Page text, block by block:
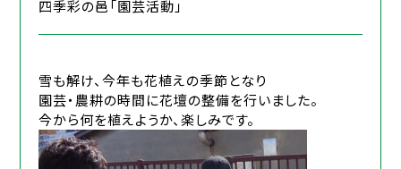
四季彩の邑「園芸活動」
雪も解け、今年も花植えの季節となり
園芸・農耕の時間に花壇の整備を行いました。
今から何を植えようか、楽しみです。